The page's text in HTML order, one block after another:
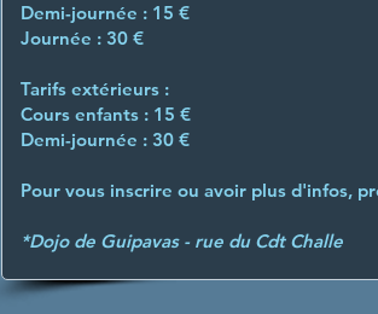
Demi-journée : 15 €
Journée : 30 €
Tarifs extérieurs :
Cours enfants : 15 €
Demi-journée : 30 €
Pour vous inscrire ou avoir plus d'infos,
*Dojo de Guipavas - rue du Cdt Challe